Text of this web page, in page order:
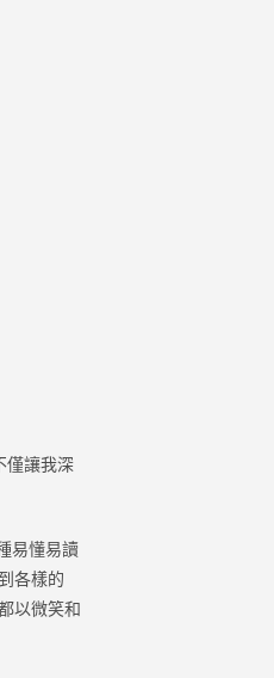
僅讓我深
易懂易讀
各樣的
以微笑和